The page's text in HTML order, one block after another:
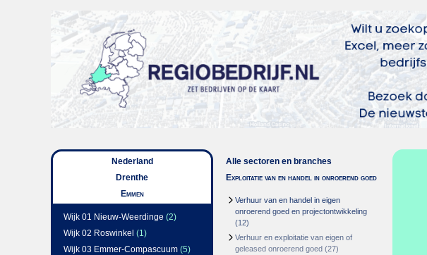
Nederland
Drenthe
Emmen
Wijk 01 Nieuw-Weerdinge (2)
Wijk 02 Roswinkel (1)
Wijk 03 Emmer-Compascuum (5)
Alle sectoren en branches
Exploitatie van en handel in onroerend goed
Verhuur van en handel in eigen
onroerend goed en projectontwikkeling
(12)
Verhuur en exploitatie van eigen of
geleased onroerend goed (27)